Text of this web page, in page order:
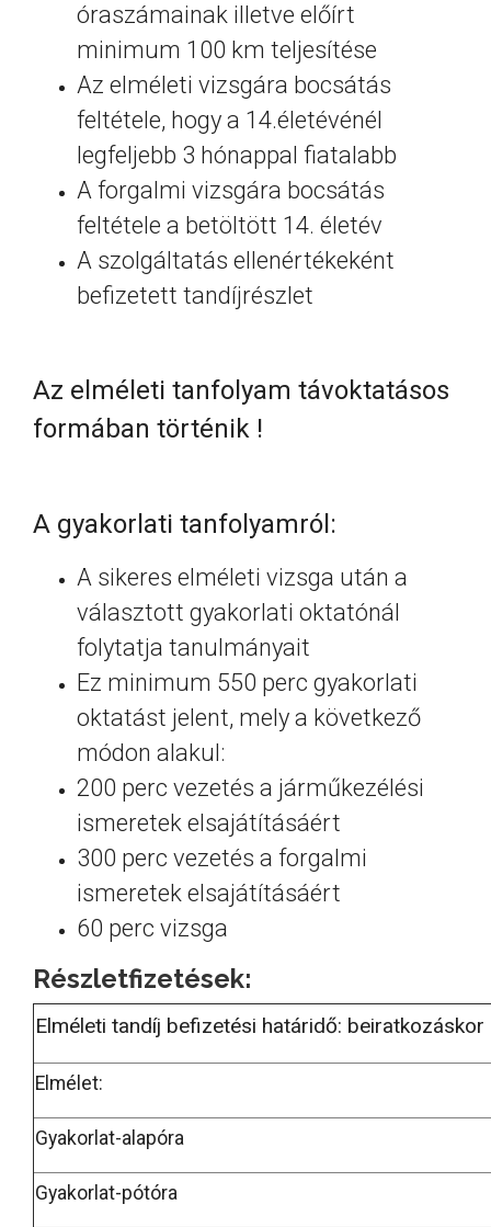
óraszámainak illetve előírt
minimum 100 km teljesítése
Az elméleti vizsgára bocsátás
feltétele, hogy a 14.életévénél
legfeljebb 3 hónappal fiatalabb
A forgalmi vizsgára bocsátás
feltétele a betöltött 14. életév
A szolgáltatás ellenértékeként
befizetett tandíjrészlet
Az elméleti tanfolyam távoktatásos
formában történik !
A gyakorlati tanfolyamról:
A sikeres elméleti vizsga után a
választott gyakorlati oktatónál
folytatja tanulmányait
Ez minimum 550 perc gyakorlati
oktatást jelent, mely a következő
módon alakul:
200 perc vezetés a járműkezélési
ismeretek elsajátításáért
300 perc vezetés a forgalmi
ismeretek elsajátításáért
60 perc vizsga
Részletfizetések:
Elméleti tandíj befizetési határidő: beiratkozáskor
Elmélet:
Gyakorlat-alapóra
Gyakorlat-pótóra